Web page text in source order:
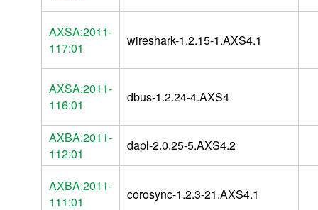
AXSA:2011-
117:01
wireshark-1.2.15-1.AXS4.1
AXSA:2011-
116:01
dbus-1.2.24-4.AXS4
AXBA:2011-
112:01
dapl-2.0.25-5.AXS4.2
AXBA:2011-
111:01
corosync-1.2.3-21.AXS4.1